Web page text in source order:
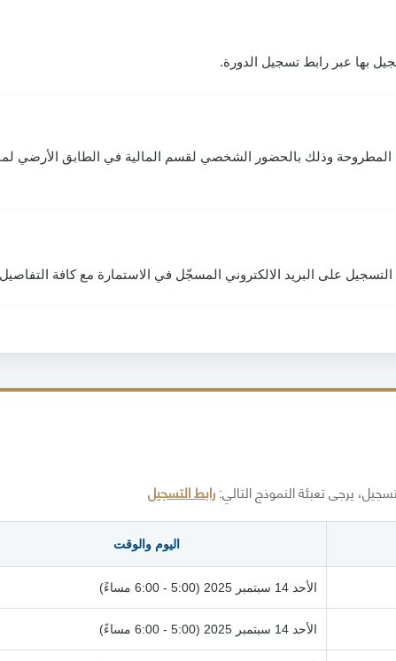
بها عبر رابط تسجيل الدورة.
وذلك بالحضور الشخصي لقسم المالية في الطابق الأرضي
على البريد الالكتروني المسجّل في الاستمارة مع كافة التفاصيل
يرجى تعبئة النموذج التالي:رابط التسجيل
اليوم والوقت
الأحد 14 سبتمبر 2025 (5:00 - 6:00 مساءً)
الأحد 14 سبتمبر 2025 (5:00 - 6:00 مساءً)